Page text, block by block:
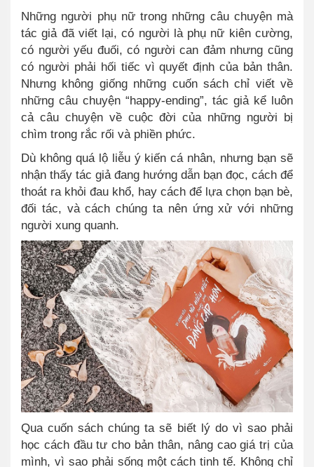
Những người phụ nữ trong những câu chuyện mà
tác giả đã viết lại, có người là phụ nữ kiên cường,
có người yếu đuối, có người can đảm nhưng cũng
có người phải hối tiếc vì quyết định của bản thân.
Nhưng không giống những cuốn sách chỉ viết về
những câu chuyện “happy-ending”, tác giả kể luôn
cả câu chuyện về cuộc đời của những người bị
chìm trong rắc rối và phiền phức.
Dù không quá lộ liễu ý kiến cá nhân, nhưng bạn sẽ
nhận thấy tác giả đang hướng dẫn bạn đọc, cách để
thoát ra khỏi đau khổ, hay cách để lựa chọn bạn bè,
đối tác, và cách chúng ta nên ứng xử với những
người xung quanh.
Qua cuốn sách chúng ta sẽ biết lý do vì sao phải
học cách đầu tư cho bản thân, nâng cao giá trị của
mình, vì sao phải sống một cách tinh tế. Không chỉ